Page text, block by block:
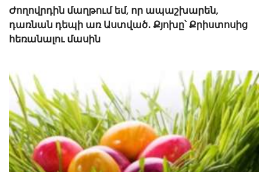
Ժողովրդին մաղթում եմ, որ ապաշխարեն,
դառնան դեպի առ Աստված․ Քյոխը՝ Քրիստոսից
հեռանալու մասին